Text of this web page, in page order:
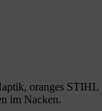
oranges STIHL
im Nacken.